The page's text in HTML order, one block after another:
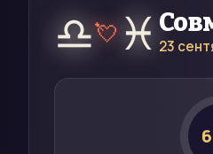
♎💘♓ 23